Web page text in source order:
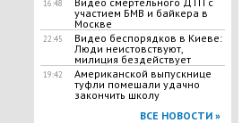
16:48
участием БМВ и байкера в
Москве
22:45
Видео беспорядков в Киеве:
Люди неистовствуют,
милиция бездействует
19:42
Американской выпускнице
туфли помешали удачно
закончить школу
ВСЕ НОВОСТИ »